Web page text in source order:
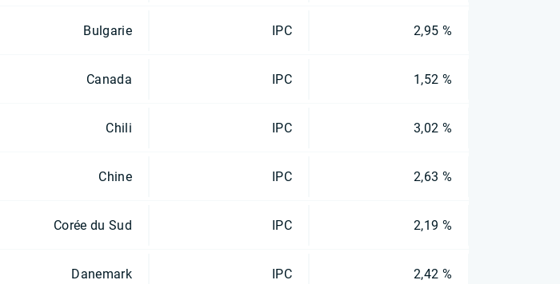
Bulgarie IPC 2,95 %
Canada IPC 1,52 %
Chili IPC 3,02 %
Chine IPC 2,63 %
Corée du Sud IPC 2,19 %
Danemark IPC 2,42 %